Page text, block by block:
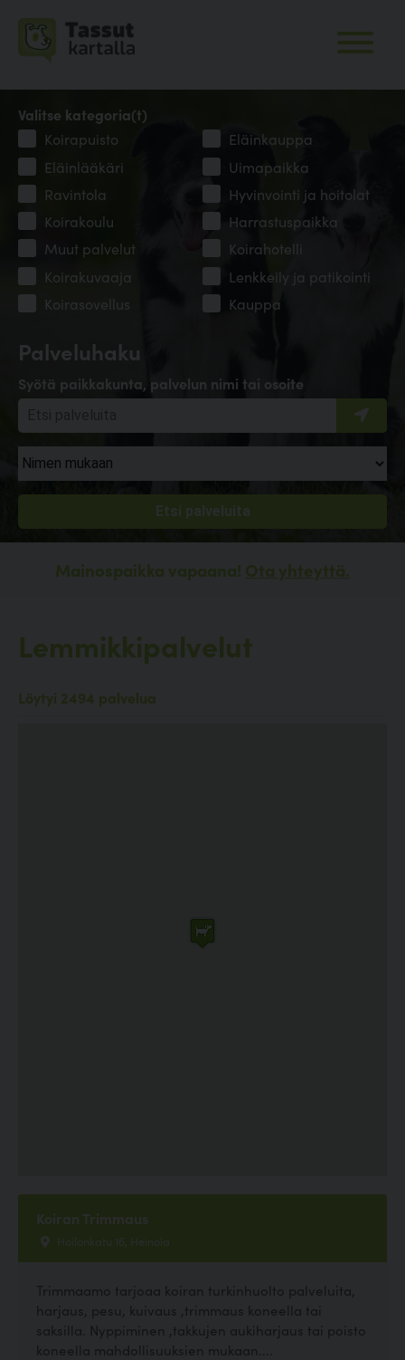
Palveluhaku
Syötä paikkakunta, palvelun nimi tai osoite
Valitse kategoria(t)
Koirapuisto
Eläinkauppa
Eläinlääkäri
Uimapaikka
Ravintola
Hyvinvointi ja hoitolat
Koirakoulu
Harrastuspaikka
Muut palvelut
Koirahotelli
Koirakuvaaja
Lenkkeily ja patikointi
Koirasovellus
Kauppa
Mainospaikka vapaana! Ota yhteyttä.
Lemmikkipalvelut
Löytyi 2494 palvelua
Koiran Trimmaus
Hoilonkatu 16, Heinola
Trimmaamo tarjoaa koiran turkinhuolto palveluita,
harjaus, pesu, kuivaus ,trimmaus koneella tai
saksilla. Nyppiminen ,takkujen aukiharjaus tai poisto
koneella mahdollisuuksien mukaan....